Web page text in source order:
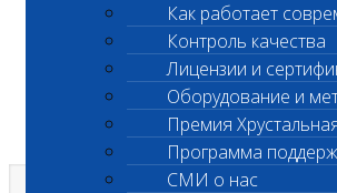
ШАНС БИО
Независимая ветеринарная
Как работает
Контроль качества
Лицензии и
Оборудование и
Премия
Программа
СМИ о нас